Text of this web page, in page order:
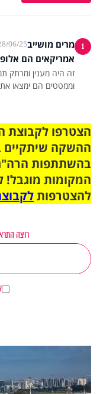
1 מרים מושייב06/25 21:45
אמריקאים הם
זה היה מענין ומרתק
וממטטים הם ימצאו
ההשקה שיתקיים
בהשתתפות
המקומות מוגבל!
להצטרפות
רוצה